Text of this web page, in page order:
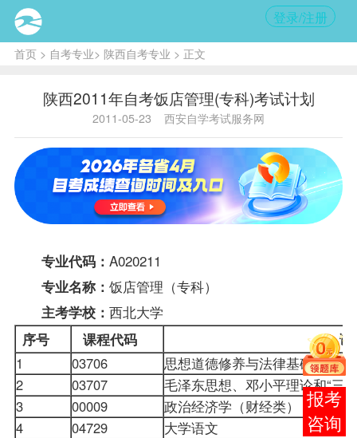
登录/注册
首页> 自考专业> 陕西自考专业 > 正文
陕西2011年自考饭店管理(专科)考试计划
2011-05-23 西安自学考试服务网
专业代码： A020211
专业名称： 饭店管理（专科）
主考学校： 西北大学
序号 课程代码
1
03706
思想道德修养与法律基础
2
03707
毛泽东思想、邓小平理论和“
3
00009
政治经济学（财经类）
4
04729
大学语文
报考
咨询